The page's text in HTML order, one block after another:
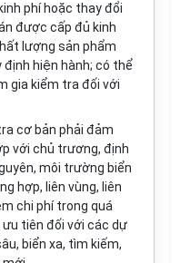
phí hoặc thay đổi
được cấp đủ kinh
ất lượng sản phẩm
hiện hành; có thể
gia kiểm tra đối với
cơ bản phải đảm
với chủ trương, định
môi trường biển
hợp, liên vùng, liên
chi phí trong quá
tiên đối với các dự
biển xa, tìm kiếm,